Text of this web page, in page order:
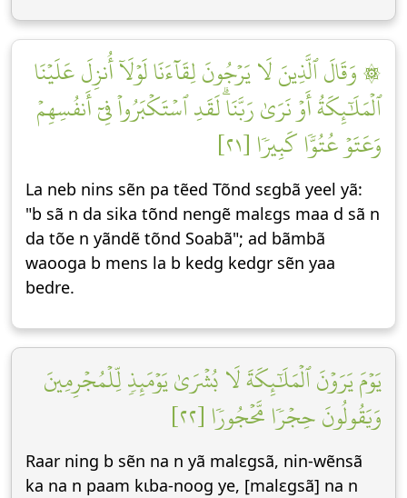
۞ وَقَالَ ٱلَّذِينَ لَا يَرۡجُونَ لِقَآءَنَا لَوۡلَآ أُنزِلَ عَلَيۡنَا
ٱلۡمَلَٰٓئِكَةُ أَوۡ نَرَىٰ رَبَّنَاۗ لَقَدِ ٱسۡتَكۡبَرُواْ فِيٓ أَنفُسِهِمۡ
وَعَتَوۡ عُتُوّٗا كَبِيرٗا [٢١]
La neb nins sẽn pa tẽed Tõnd sεgbã yeel yã:
"b sã n da sika tõnd nengẽ malεgs maa d sã n
da tõe n yãndẽ tõnd Soabã"; ad bãmbã
waooga b mens la b kedg kedgr sẽn yaa
bedre.
يَوۡمَ يَرَوۡنَ ٱلۡمَلَٰٓئِكَةَ لَا بُشۡرَىٰ يَوۡمَئِذٖ لِّلۡمُجۡرِمِينَ
وَيَقُولُونَ حِجۡرٗا مَّحۡجُورٗا [٢٢]
Raar ning b sẽn na n yã malεgsã, nin-wẽnsã
ka na n paam kɩba-noog ye, [malεgsã] na n